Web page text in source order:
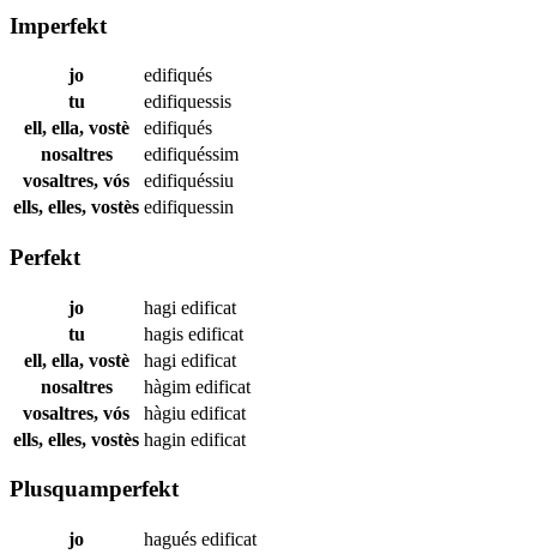
Imperfekt
jo
edifiqués
tu
edifiquessis
ell, ella, vostè
edifiqués
nosaltres
edifiquéssim
vosaltres, vós
edifiquéssiu
ells, elles, vostès edifiquessin
Perfekt
jo hagi edificat
tu
hagis edificat
ell, ella, vostè
hagi edificat
nosaltres
hàgim edificat
vosaltres, vós
hàgiu edificat
ells, elles, vostès hagin edificat
Plusquamperfekt
jo hagués edificat